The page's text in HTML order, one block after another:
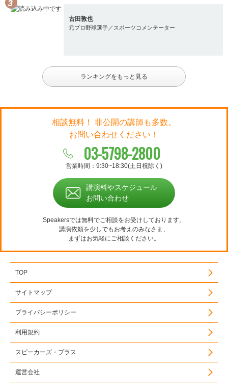
古田敦也
元プロ野球選手／スポーツコメンテーター
ランキングをもっと見る
相談無料！ 非公開の講師も多数。
お問い合わせください！
03-5798-2800
営業時間：9:30~18:30(土日祝除く)
講演料やスケジュール
お問い合わせ
Speakersでは無料でご相談をお受けしております。
講演依頼を少しでもお考えのみなさま、
まずはお気軽にご相談ください。
TOP
サイトマップ
プライバシーポリシー
利用規約
スピーカーズ・プラス
運営会社